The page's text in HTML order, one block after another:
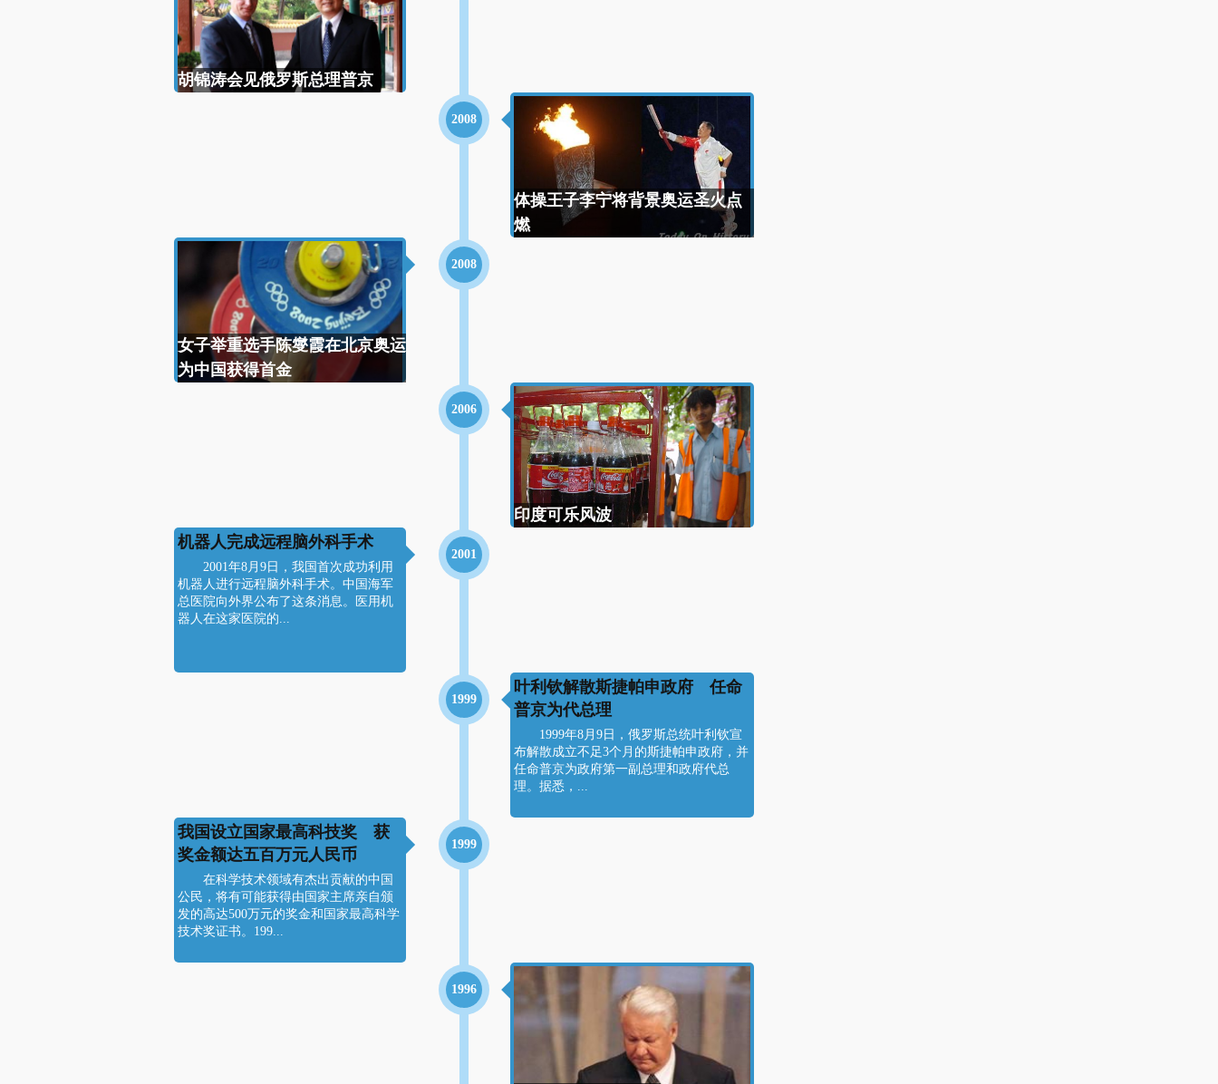
胡锦涛会见俄罗斯总理普京
2008
体操王子李宁将背景奥运圣火点
燃
2008
女子举重选手陈燮霞在北京奥运
为中国获得首金
2006
印度可乐风波
2001
机器人完成远程脑外科手术
2001年8月9日，我国首次成功利用
机器人进行远程脑外科手术。中国海军
总医院向外界公布了这条消息。医用机
器人在这家医院的...
1999
叶利钦解散斯捷帕申政府 任命
普京为代总理
1999年8月9日，俄罗斯总统叶利钦宣
布解散成立不足3个月的斯捷帕申政府，并
任命普京为政府第一副总理和政府代总
理。据悉，...
1999
我国设立国家最高科技奖 获
奖金额达五百万元人民币
在科学技术领域有杰出贡献的中国
公民，将有可能获得由国家主席亲自颁
发的高达500万元的奖金和国家最高科学
技术奖证书。199...
1996